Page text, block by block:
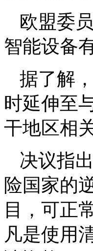
欧盟委
智能设备
据了解
时延伸至
干地区相
决议指
险国家的
目，可正
凡是使用